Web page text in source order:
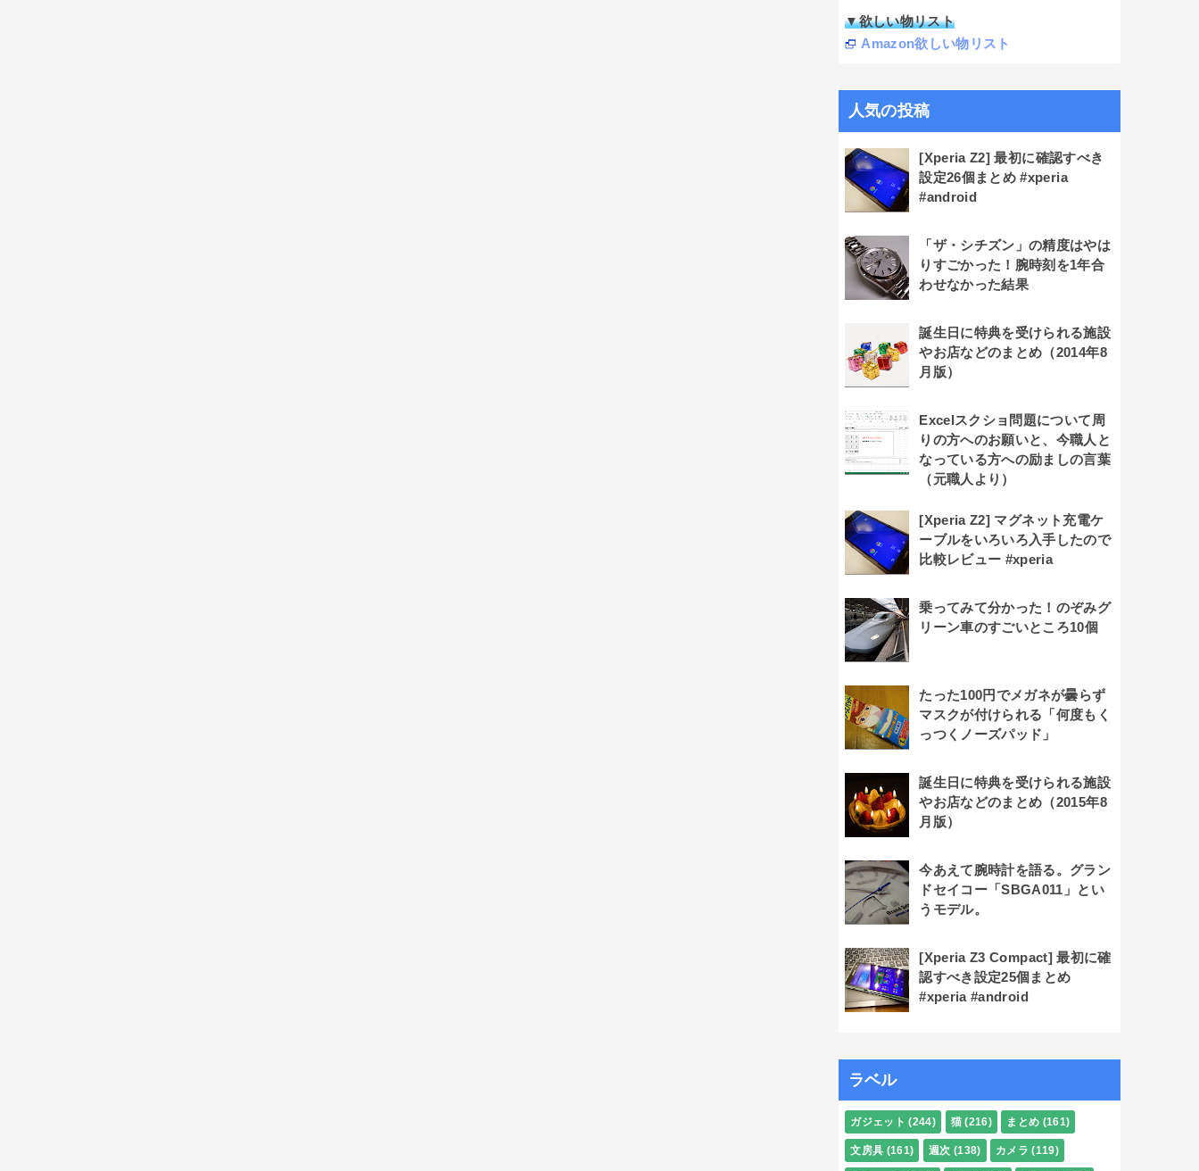
▼欲しい物リスト
Amazon欲しい物リスト
人気の投稿
[Xperia Z2] 最初に確認すべき
設定26個まとめ #xperia
#android
「ザ・シチズン」の精度はやは
りすごかった！腕時刻を1年合
わせなかった結果
誕生日に特典を受けられる施設
やお店などのまとめ（2014年8
月版）
Excelスクショ問題について周
りの方へのお願いと、今職人と
なっている方への励ましの言葉
（元職人より）
[Xperia Z2] マグネット充電ケ
ーブルをいろいろ入手したので
比較レビュー #xperia
乗ってみて分かった！のぞみグ
リーン車のすごいところ10個
たった100円でメガネが曇らず
マスクが付けられる「何度もく
っつくノーズパッド」
誕生日に特典を受けられる施設
やお店などのまとめ（2015年8
月版）
今あえて腕時計を語る。グラン
ドセイコー「SBGA011」とい
うモデル。
[Xperia Z3 Compact] 最初に確
認すべき設定25個まとめ
#xperia #android
ラベル
ガジェット (244) 猫 (216) まとめ (161)
文房具 (161) 週次 (138) カメラ (119)